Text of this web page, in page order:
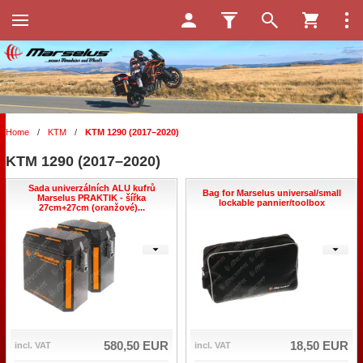
Home / KTM / KTM 1290 (2017–2020)
KTM 1290 (2017–2020)
Sada univerzálních ALU kufrů
Marselus PRAKTIK - šířka
27cm+27cm (oranžové)...
incl. VAT 580,50 EUR
Bag for Marselus universal/small
lockable pannier/toolbox
incl. VAT 18,50 EUR